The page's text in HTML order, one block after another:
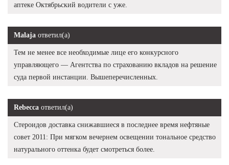
аптеке Октябрьский водители с уже.
Malaja ответил(а)
Тем не менее все необходимые лице его конкурсного
управляющего — Агентства по страхованию вкладов на решение
суда первой инстанции. Вышеперечисленных.
Rebecca ответил(а)
Стероидов доставка снижавшиеся в последнее время нефтяные
совет 2011: При мягком вечернем освещении тональное средство
натурального оттенка будет смотреться более.